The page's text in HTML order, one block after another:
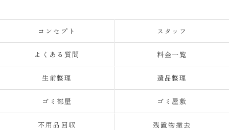
コンセプト スタッフ
よくある質問 料金一覧
生前整理 遺品整理
ゴミ部屋 ゴミ屋敷
不用品回収 残置物撤去